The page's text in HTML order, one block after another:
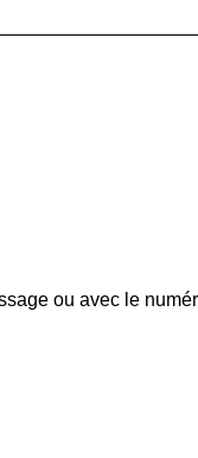
ou avec le